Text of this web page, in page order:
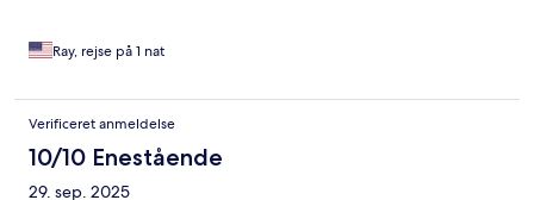
Ray, rejse på 1 nat
Verificeret anmeldelse
10/10 Enestående
29. sep. 2025